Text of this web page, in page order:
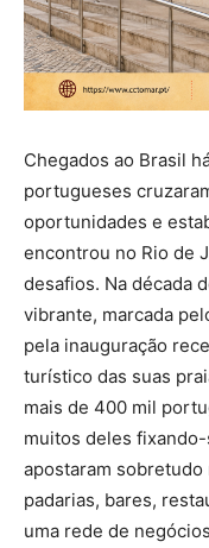
Chegados ao Brasil
portugueses
oportunidades e
encontrou no Rio de
desafios. Na década
vibrante, marcada
pela inauguração
turístico das suas
mais de 400 mil
muitos deles
apostaram
padarias, bares,
uma rede de